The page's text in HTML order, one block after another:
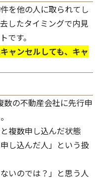
を他の人に取られてし
したタイミングで内見
です。
ャンセルしても、キャ
数の不動産会社に先行申
複数申し込んだ状態
し込んだ人」という扱
いのでは？」と思う人